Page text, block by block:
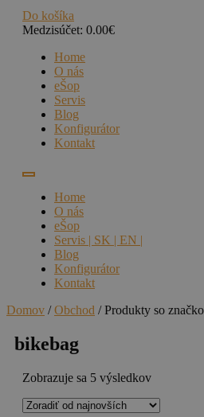
Do košíka
Medzisúčet: 0.00€
Home
O nás
eŠop
Servis
Blog
Konfigurátor
Kontakt
Home
O nás
eŠop
Servis | SK | EN |
Blog
Konfigurátor
Kontakt
Domov /Obchod / Produkty so
bikebag
Zobrazuje sa 5 výsledkovZoradené
najnovších